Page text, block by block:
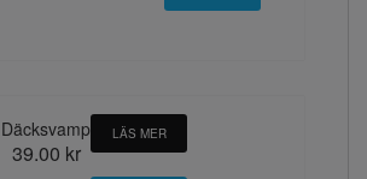
Däcksvamp
39.00 kr
LÄS MER